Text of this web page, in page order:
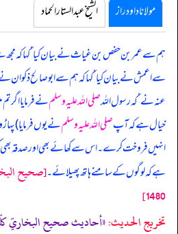
مولانا داود راز الشیخ عبدالستار الحماد
ہم سے عمر بن حفص بن غیاث نے بیان کیا ‘ کہا کہ
سے اعمش نے بیان کیا ‘ کہا کہ ہم سے ابوصالح ذکوان نے
عنہ نے ‘ کہ رسول اللہصلی اللہ علیہ وسلمنے فرمایااگر
خیال ہے کہ آپصلی اللہ علیہ وسلمنے یوں فرمایا)
انہیں فروخت کرے۔ اس سے کھائے بھی اور صدقہ
ہے کہ لوگوں کے سامنے ہاتھ پھیلائے۔[صحيح
1480]
تخریج الحدیث:«أحاديث صحيح البخاريّ